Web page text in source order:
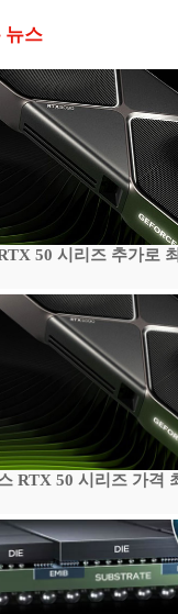
뉴스
50 시리즈 추가로
RTX 50 시리즈 가격